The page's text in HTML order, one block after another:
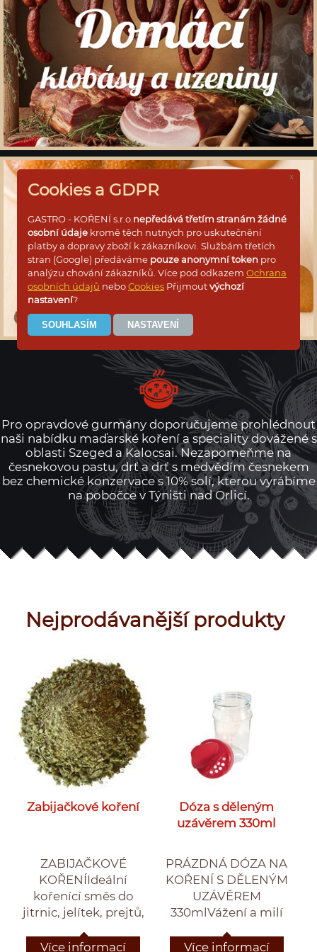
Pro opravdové gurmány doporučujeme prohlédnout
naši nabídku maďarské koření a speciality dovážené s
oblasti Szeged a Kalocsai. Nezapomeňme na
česnekovou pastu, drť a drť s medvědím česnekem
bez chemické konzervace s 10% solí, kterou vyrábíme
na pobočce v Týništi nad Orlicí.
Nejprodávanější produkty
Zabijačkové koření
ZABIJAČKOVÉ
KOŘENÍIdeální
kořenící směs do
jitrnic, jelítek, prejtů,
haší, do zabijačkových
polévek a gulášů,
Více informací
Dóza s děleným
uzávěrem 330ml
PRÁZDNÁ DÓZA NA
KOŘENÍ S DĚLENÝM
UZÁVĚREM
330mlVážení a milí
zákazníci, na požádání
ve složce zpráva pro
Více informací
x
Cookies a GDPR
GASTRO - KOŘENÍ s.r.o.nepředává třetím stranám žádné
osobní údaje kromě těch nutných pro uskutečnění
platby a dopravy zboží k zákazníkovi. Službám třetích
stran (Google) předáváme pouze anonymní token pro
analýzu chování zákazníků. Více pod odkazem Ochrana
osobních údajů neboCookies Přijmoutvýchozí
nastavení?